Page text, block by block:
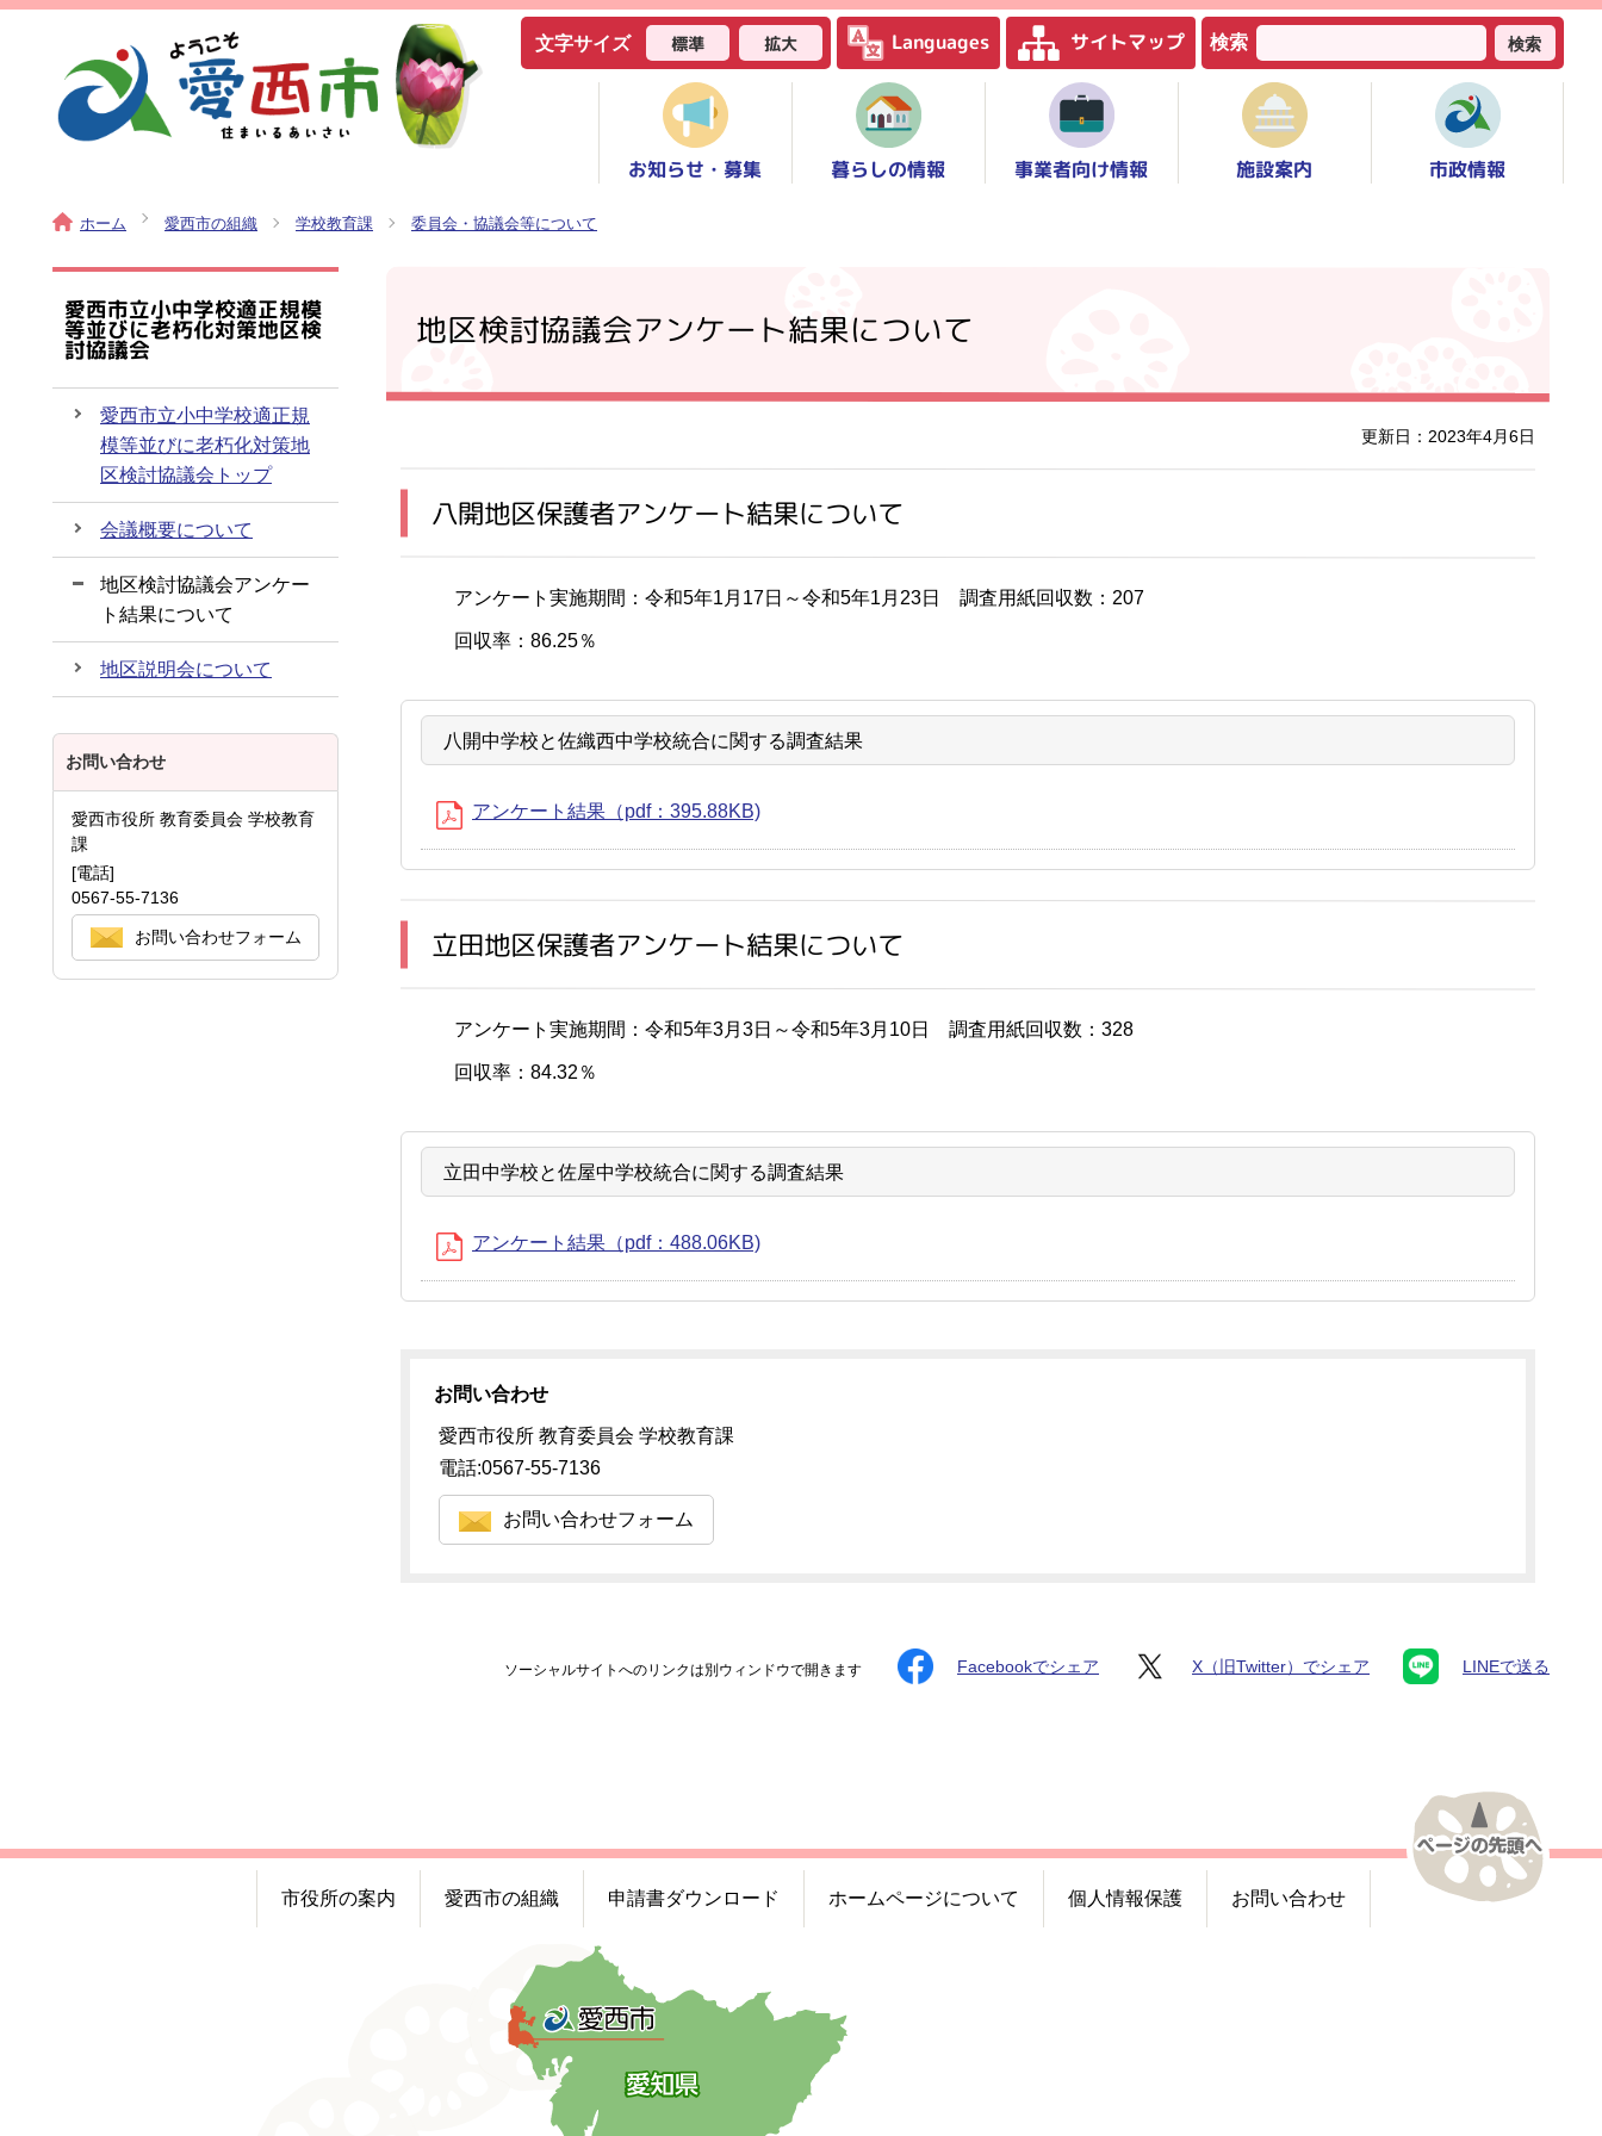
文字サイズ 標準 拡大 Languages サイトマップ 検索 検索
お知らせ・募集 暮らしの情報 事業者向け情報 施設案内 市政情報
ホーム 愛西市の組織 学校教育課 委員会・協議会等について
地区検討協議会アンケート結果について
更新日：2023年4月6日
八開地区保護者アンケート結果について
アンケート実施期間：令和5年1月17日～令和5年1月23日 調査用紙回収数：207
回収率：86.25％
八開中学校と佐織西中学校統合に関する調査結果
アンケート結果（pdf：395.88KB)
立田地区保護者アンケート結果について
アンケート実施期間：令和5年3月3日～令和5年3月10日 調査用紙回収数：328
回収率：84.32％
立田中学校と佐屋中学校統合に関する調査結果
アンケート結果（pdf：488.06KB)
お問い合わせ
愛西市役所 教育委員会 学校教育課
電話:0567-55-7136
お問い合わせフォーム
愛西市立小中学校適正規模
等並びに老朽化対策地区検
討協議会
愛西市立小中学校適正規
模等並びに老朽化対策地
区検討協議会トップ
会議概要について
地区検討協議会アンケー
ト結果について
地区説明会について
お問い合わせ
愛西市役所 教育委員会 学校教育
課
[電話]
0567-55-7136
お問い合わせフォーム
ソーシャルサイトへのリンクは別ウィンドウで開きます Facebookでシェア X（旧Twitter）でシェア LINEで送る
市役所の案内 愛西市の組織 申請書ダウンロード ホームページについて 個人情報保護 お問い合わせ